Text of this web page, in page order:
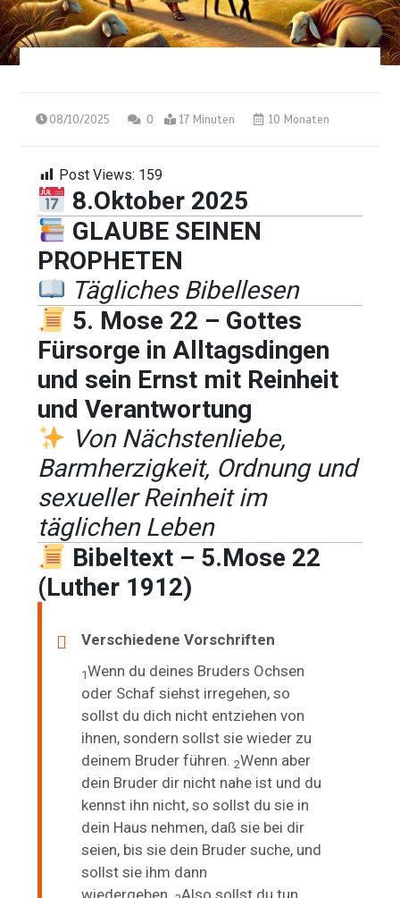
08/10/2025 0 17 Minuten 10 Monaten
Post Views: 159
8.Oktober 2025
GLAUBE SEINEN
PROPHETEN
Tägliches Bibellesen
5. Mose 22 – Gottes
Fürsorge in Alltagsdingen
und sein Ernst mit Reinheit
und Verantwortung
Von Nächstenliebe,
Barmherzigkeit, Ordnung und
sexueller Reinheit im
täglichen Leben
Bibeltext – 5.Mose 22
(Luther 1912)
Verschiedene Vorschriften
1Wenn du deines Bruders Ochsen
oder Schaf siehst irregehen, so
sollst du dich nicht entziehen von
ihnen, sondern sollst sie wieder zu
deinem Bruder führen. 2Wenn aber
dein Bruder dir nicht nahe ist und du
kennst ihn nicht, so sollst du sie in
dein Haus nehmen, daß sie bei dir
seien, bis sie dein Bruder suche, und
sollst sie ihm dann